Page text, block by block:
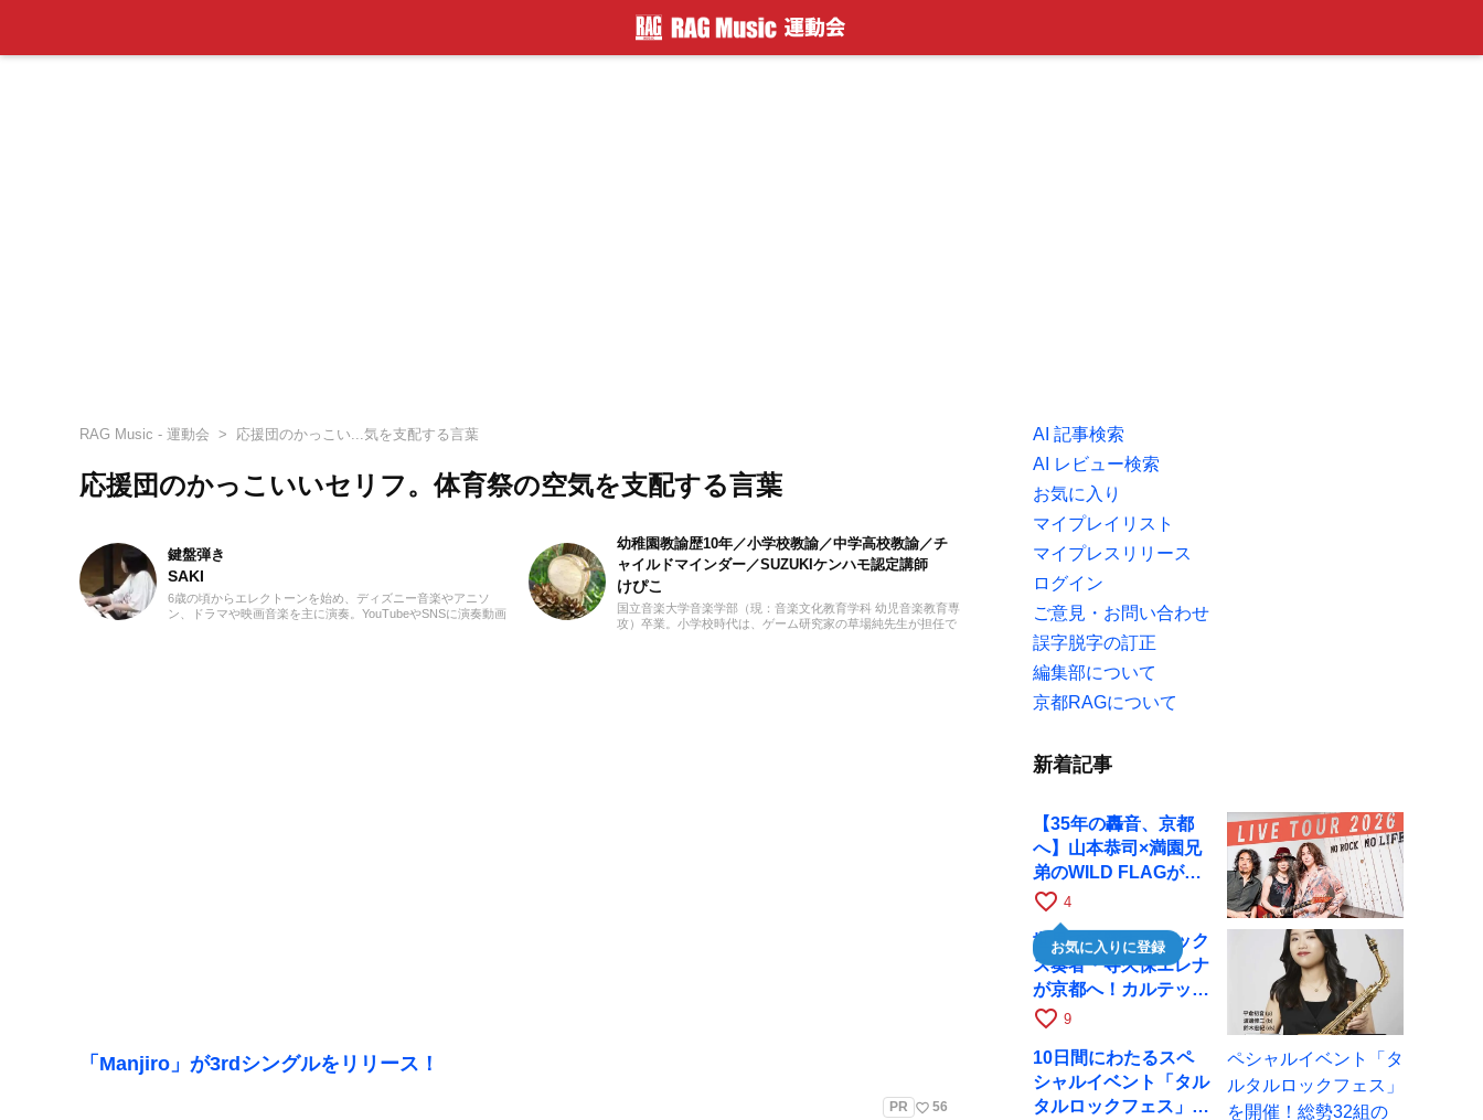
RAG Music - 運動会 応援団のかっこい...気を支配する言葉
応援団のかっこいいセリフ。体育祭の空気を支配する言葉
鍵盤弾き
SAKI
6歳の頃からエレクトーンを始め、ディズニー音楽やアニソ
ン、ドラマや映画音楽を主に演奏。YouTubeやSNSに演奏動画
幼稚園教諭歴10年／小学校教諭／中学高校教諭／チ
ャイルドマインダー／SUZUKIケンハモ認定講師
けぴこ
国立音楽大学音楽学部（現：音楽文化教育学科 幼児音楽教育専
攻）卒業。小学校時代は、ゲーム研究家の草場純先生が担任で
「Manjiro」が3rdシングルをリリース！
PR favorite_border 56
AI 記事検索
AI レビュー検索
お気に入り
マイプレイリスト
マイプレスリリース
ログイン
ご意見・お問い合わせ
誤字脱字の訂正
編集部について
京都RAGについて
新着記事
【35年の轟音、京都
へ】山本恭司×満園兄
弟のWILD FLAGが8
月6日にRAGでライブ
favorite_border 4
お気に入りに登録
世界で活躍するサック
ス奏者・寺久保エレナ
が京都へ！カルテッ
ト・ツアー京都公演を
favorite_border 9
10日間にわたるスペ
シャルイベント「タル
タルロックフェス」を